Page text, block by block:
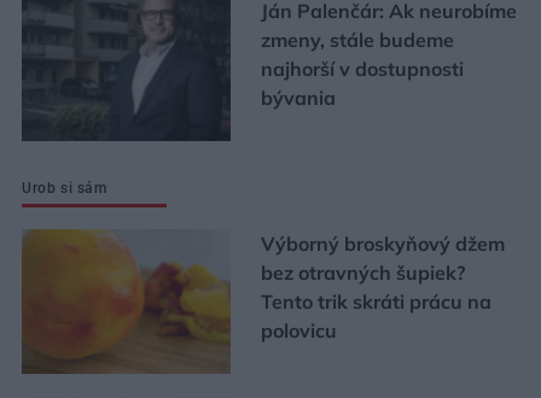
Ján Palenčár: Ak neurobíme
zmeny, stále budeme
najhorší v dostupnosti
bývania
Urob si sám
Výborný broskyňový džem
bez otravných šupiek?
Tento trik skráti prácu na
polovicu